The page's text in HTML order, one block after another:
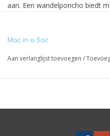
aan. Een wandelponcho biedt
net zo snel uitgetrokken en rol
het handige opbergzakje.
Mac in a Sac
Aan verlanglijst toevoegen /